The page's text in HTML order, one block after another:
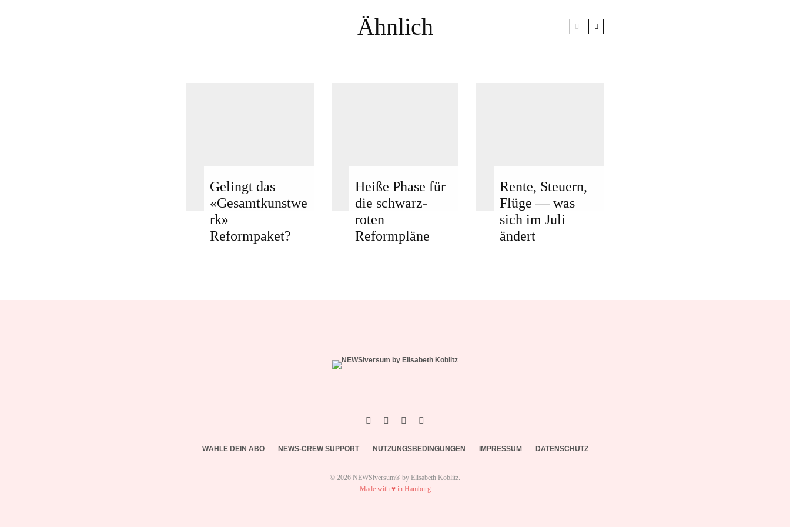
Ähnlich
Gelingt das
«Gesamtkunstwe
rk»
Reformpaket?
Heiße Phase für
die schwarz-
roten
Reformpläne
Rente, Steuern,
Flüge — was
sich im Juli
ändert
WÄHLE DEIN ABO NEWS-CREW SUPPORT NUTZUNGSBEDINGUNGEN IMPRESSUM DATENSCHUTZ
© 2026 NEWSiversum® by Elisabeth Koblitz.
Made with ♥ in Hamburg